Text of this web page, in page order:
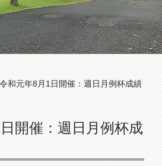
泊・姉妹コース
アクセス
令和元年8月1日開催：週日月例杯成績
開催：週日月例杯成